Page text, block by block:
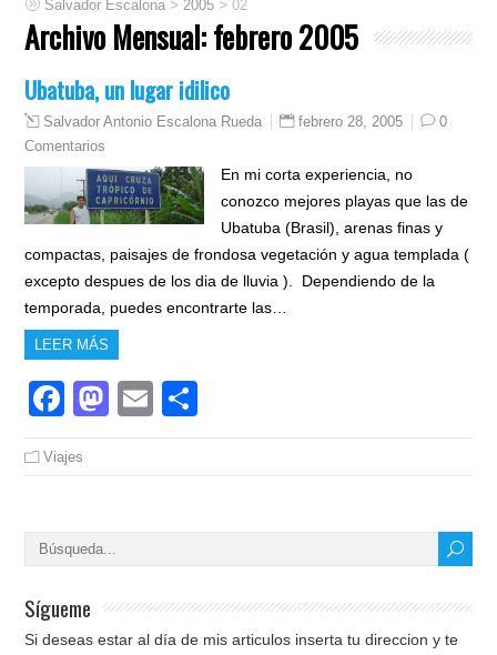
Salvador Escalona > 2005 >02
Archivo Mensual:febrero 2005
Ubatuba, un lugar idilico
Salvador Antonio Escalona Rueda febrero 28, 2005
0
Comentarios
En mi corta experiencia, no
conozco mejores playas que las de
Ubatuba (Brasil), arenas finas y
compactas, paisajes de frondosa vegetación y agua templada (
excepto despues de los dia de lluvia ). Dependiendo de la
temporada, puedes encontrarte las…
LEER MÁS
Facebook
Mastodon
Email
Viajes
Sígueme
Si deseas estar al día de mis articulos inserta tu direccion y te